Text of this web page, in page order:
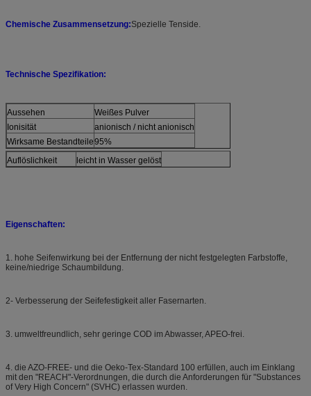
Chemische Zusammensetzung:Spezielle Tenside.
Technische Spezifikation:
Aussehen
Weißes Pulver
Ionisität
anionisch / nicht anionisch
Wirksame Bestandteile95%
Auflöslichkeit
leicht in Wasser gelöst
Eigenschaften:
1. hohe Seifenwirkung bei der Entfernung der nicht festgelegten Farbstoffe,
keine/niedrige Schaumbildung.
2- Verbesserung der Seifefestigkeit aller Fasernarten.
3. umweltfreundlich, sehr geringe COD im Abwasser, APEO-frei.
4. die AZO-FREE- und die Oeko-Tex-Standard 100 erfüllen, auch im Einklang
mit den "REACH"-Verordnungen, die durch die Anforderungen für "Substances
of Very High Concern" (SVHC) erlassen wurden.